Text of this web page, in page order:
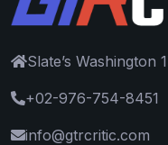
Slate’s Washington
+02-976-754-8451
info@gtrcritic.com